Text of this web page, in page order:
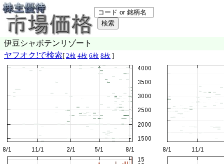
伊豆シャボテンリゾート
ヤフオク!で検索 [ 2枚 4枚 6枚 8枚 ]